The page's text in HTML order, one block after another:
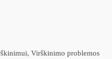
Virškinimo problemos